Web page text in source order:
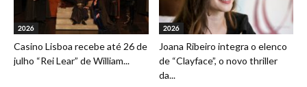
2026
Casino Lisboa recebe até 26 de
julho “Rei Lear” de William...
2026
Joana Ribeiro integra o elenco
de “Clayface”, o novo thriller
da...